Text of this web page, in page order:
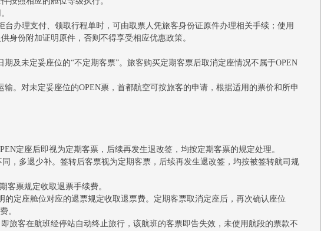
办理支付、领取行程单时，可由取票人凭旅客身份证原件办理相关手续；使用
身份附加证明原件，否则不得享受相应优惠政策。
及未定妥座位的“不定期客票”。旅客购买定期客票后取消定座情况不属于OPEN
。对未定妥座位的OPEN票，首都航空可按旅客的申请，根据适用的票价和所申
定座后即视为定期客票，后续再发生退改签，均按定期客票的规定处理。
，多退少补。签转后客票视为定期客票，后续再发生退改签，均按被签转航司规
客票规定收取退票手续费。
定座舱位对应的退票规定收取退票费。定期客票取消定座后，再次确认座位
。
旅客在航班经停站自动终止旅行，该航班的客票即告失效，未使用航段的票款不